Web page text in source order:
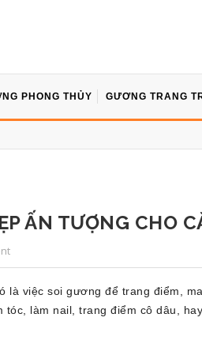
PHONG THỦY GƯƠNG TRANG
ẤN TƯỢNG CHO
là việc soi gương để trang điểm,
làm nail, trang điểm cô dâu,